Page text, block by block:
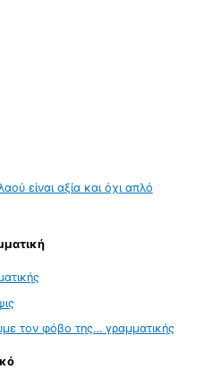
είναι αξία και όχι απλό
τον φόβο της… γραμματικής